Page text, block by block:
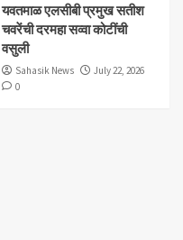
यवतमाळ एलसीबी प्रमुख सतीश
चवरेंची दरमहा सव्वा कोटींची
वसुली
Sahasik News
July 22, 2026
0